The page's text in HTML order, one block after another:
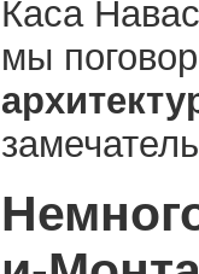
Каса
мы